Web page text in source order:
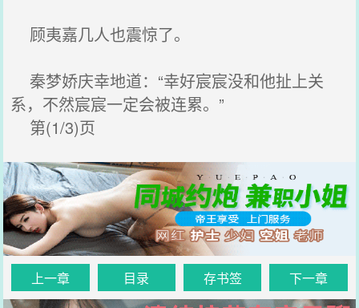
顾夷嘉几人也震惊了‌。
秦梦娇庆幸地道：“幸好宸宸没和他扯上关
系，不然宸宸一定会被连累。”
第(1/3)页
上一章 目录 存书签 下一章